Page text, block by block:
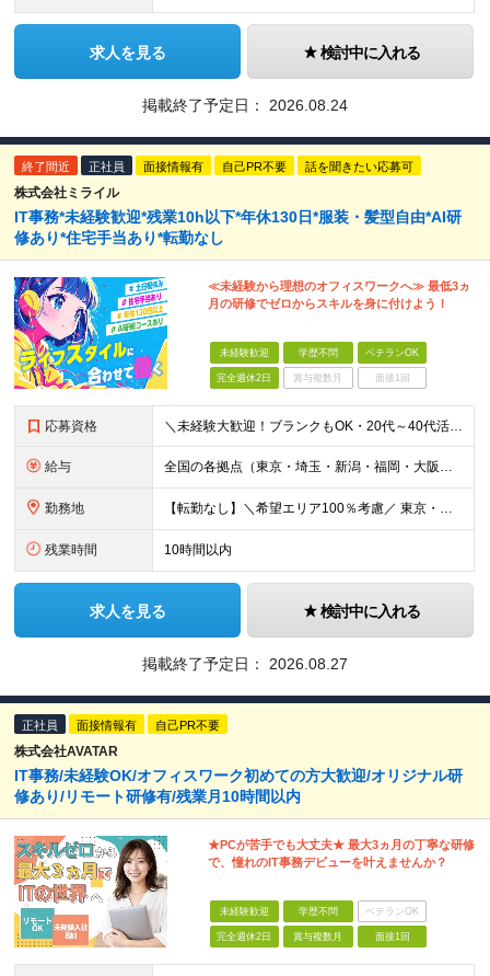
求人を見る 検討中に入れる
掲載終了予定日： 2026.08.24
終了間近 正社員 面接情報有 自己PR不要 話を聞きたい応募可
株式会社ミライル
IT事務*未経験歓迎*残業10h以下*年休130日*服装・髪型自由*AI研
修あり*住宅手当あり*転勤なし
≪未経験から理想のオフィスワークへ≫ 最低3ヵ
月の研修でゼロからスキルを身に付けよう！
未経験歓迎 学歴不問 ベテランOK
完全週休2日 賞与複数月 面接1回
応募資格 ＼未経験大歓迎！ブランクもOK・20代～40代活躍中／ オフィスワーク初めての方もぜひご応募ください◎ ◆学歴不問 ◆未経験OK ◆既卒・第二新卒OK ～このような方にぴったりです～ ・安心の研修
給与 全国の各拠点（東京・埼玉・新潟・福岡・大阪）で募集中！ 給与は以下の通り、勤務地により異なります。 新潟勤務の場合 201,000円〜201,000円（試用期間変更なし）＋賞与 東京・埼玉勤務の場合
勤務地 【転勤なし】＼希望エリア100％考慮／ 東京・埼玉・新潟・福岡・大阪の各拠点 ※様々な企業の現場で、当社プロジェクトに加わり業務を行っていただきます。 ■新潟支店 〒950-0088 新潟県新潟市中
残業時間 10時間以内
求人を見る 検討中に入れる
掲載終了予定日： 2026.08.27
正社員 面接情報有 自己PR不要
株式会社AVATAR
IT事務/未経験OK/オフィスワーク初めての方大歓迎/オリジナル研
修あり/リモート研修有/残業月10時間以内
★PCが苦手でも大丈夫★ 最大3ヵ月の丁寧な研修
で、憧れのIT事務デビューを叶えませんか？
未経験歓迎 学歴不問 ベテランOK
完全週休2日 賞与複数月 面接1回